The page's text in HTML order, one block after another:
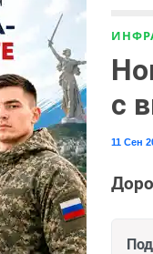
с
11 Сен